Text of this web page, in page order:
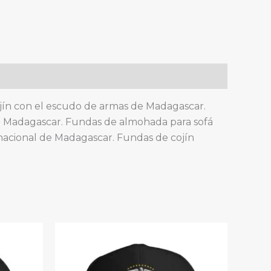
con el escudo de armas de Madagascar.
Fundas de almohada para sofá
de Madagascar. Fundas de cojín